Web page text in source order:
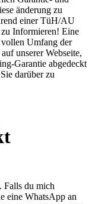
änderung zu
einer TüH/AU
zu Informieren! Eine
Umfang der
unserer Webseite,
Garantie abgedeckt
darüber zu
Falls du mich
eine WhatsApp an